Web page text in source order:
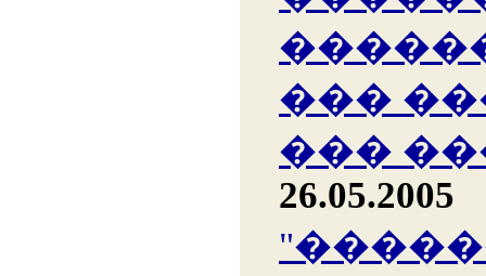
���
���
26.05.2005